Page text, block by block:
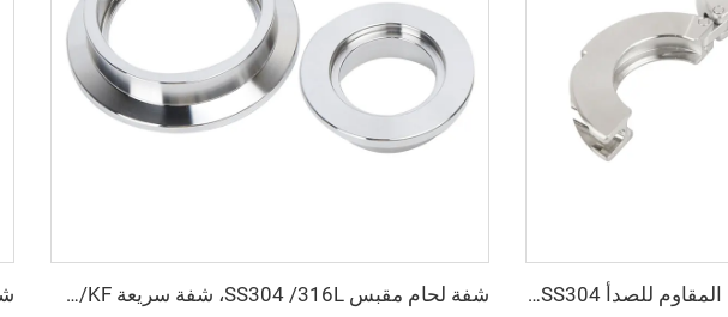
مشبك عالي التوتر من الفولاذ المقاوم للصدأ SS304، من NW16-NW50، مشبك قابل للقفل من الفولاذ المقاوم للصدأ عالي الجودة KF/NW، من KF16/KF50، وصلة أنابيب فراغية شفة لحام مقبس SS304 /316L، شفة سريعة NW/KF، من الفولاذ المقاوم للصدأ KF10-KF63، تركيبات فراغية عالية الجودة NW10-NW63